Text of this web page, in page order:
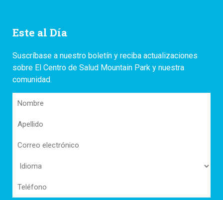
Este al Día
Suscríbase a nuestro boletín y reciba actualizaciones
sobre El Centro de Salud Mountain Park y nuestra
comunidad.
Nombre
Apellido
Correo
(Required)
Idioma
Teléfono